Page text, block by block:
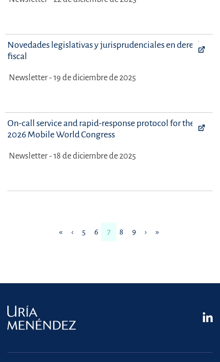
Novedades legislativas y jurisprudenciales en derecho
fiscal
Newsletter - 19 de diciembre de 2025
On-call service and rapid-response protocol for the
2026 Mobile World Congress
Newsletter - 18 de diciembre de 2025
« ‹ 5 6 7 8 9 › »